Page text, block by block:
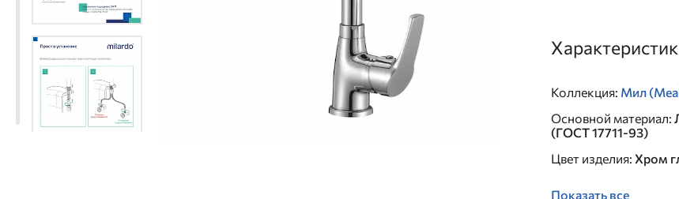
Коллекция: Мил
Основной материал:
(ГОСТ 17711-93)
Цвет изделия: Хром
Показать все